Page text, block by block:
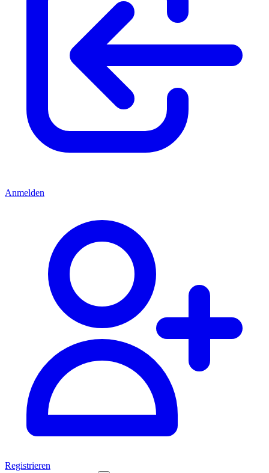
Anmelden
Registrieren